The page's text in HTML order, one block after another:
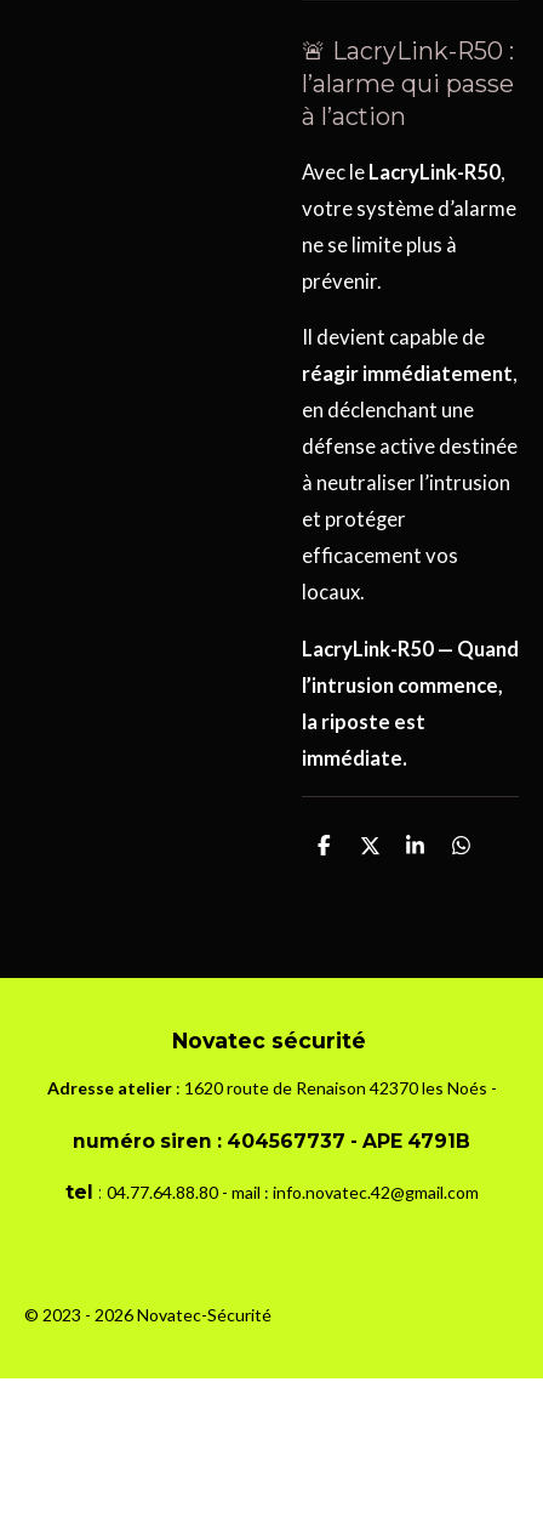
🚨 LacryLink-R50 :
l’alarme qui passe
à l’action
Avec le LacryLink-R50,
votre système d’alarme
ne se limite plus à
prévenir.
Il devient capable de
réagir immédiatement,
en déclenchant une
défense active destinée
à neutraliser l’intrusion
et protéger
efficacement vos
locaux.
LacryLink-R50 — Quand
l’intrusion commence,
la riposte est
immédiate.
P
e
P
e
P
e
P
e
Novatec sécurité
Adresse atelier: 1620 route de Renaison 42370 les Noés -
numéro siren : 404567737 - APE 4791B
tel : 04.77.64.88.80 - mail : info.novatec.42@gmail.com
© 2023 - 2026 Novatec-Sécurité